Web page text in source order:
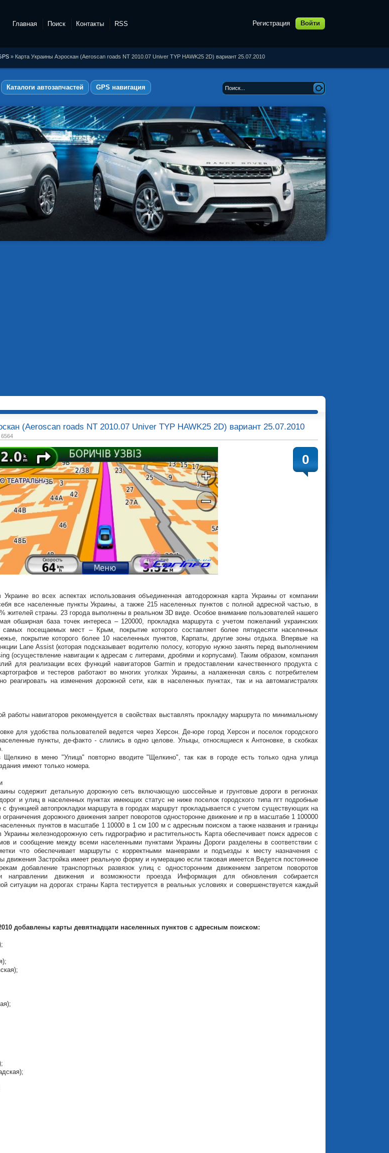
Главная Поиск Контакты RSS Регистрация Войти
» Карта Украины Аэроскан (Aeroscan roads NT 2010.07 Univer TYP HAWK25 2D) вариант 25.07.2010
Каталоги автозапчастей GPS навигация
(Aeroscan roads NT 2010.07 Univer TYP HAWK25 2D) вариант 25.07.2010
6564
0
во всех аспектах использования объединенная автодорожная карта Украины от компании
все населенные пункты Украины, а также 215 населенных пунктов с полной адресной частью, в
жителей страны. 23 города выполнены в реальном 3D виде. Особое внимание пользователей нашего
обширная база точек интереса – 120000, прокладка маршрута с учетом пожеланий украинских
самых посещаемых мест – Крым, покрытие которого составляет более пятидесяти населенных
покрытие которого более 10 населенных пунктов, Карпаты, другие зоны отдыха. Впервые на
Lane Assist (которая подсказывает водителю полосу, которую нужно занять перед выполнением
(осуществление навигации к адресам с литерами, дробями и корпусами). Таким образом, компания
для реализации всех функций навигаторов Garmin и предоставлении качественного продукта с
и тестеров работают во многих уголках Украины, а налаженная связь с потребителем
реагировать на изменения дорожной сети, как в населенных пунктах, так и на автомагистралях
работы навигаторов рекомендуется в свойствах выставлять прокладку маршрута по минимальному
для удобства пользователей ведется через Херсон. Де-юре город Херсон и поселок городского
пункты, де-факто - слились в одно целове. Улыцы, относящиеся к Антоновке, в скобках
Щелкино в меню "Улица" повторно вводите "Щелкино", так как в городе есть только одна улица
имеют только номера.
содержит детальную дорожную сеть включающую шоссейные и грунтовые дороги в регионах
и улиц в населенных пунктах имеющих статус не ниже поселок городского типа пгт подробные
с функцией автопрокладки маршрута в городах маршрут прокладывается с учетом существующих на
ограничения дорожного движения запрет поворотов односторонне движение и пр в масштабе 1 100000
пунктов в масштабе 1 10000 в 1 см 100 м с адресным поиском а также названия и границы
Украины железнодорожную сеть гидрографию и растительность Карта обеспечивает поиск адресов с
и сообщение между всеми населенными пунктами Украины Дороги разделены в соответствии с
что обеспечивает маршруты с корректными маневрами и подъезды к месту назначения с
движения Застройка имеет реальную форму и нумерацию если таковая имеется Ведется постоянное
добавление транспортных развязок улиц с односторонним движением запретом поворотов
направлении движения и возможности проезда Информация для обновления собирается
ситуации на дорогах страны Карта тестируется в реальных условиях и совершенствуется каждый
добавлены карты девятнадцати населенных пунктов с адресным поиском: